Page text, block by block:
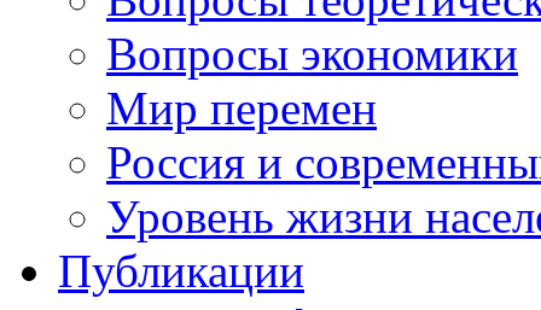
Вопросы экономики
Мир перемен
Россия и
Уровень жизни
Публикации